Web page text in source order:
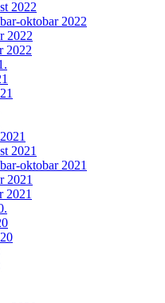
2022
oktobar 2022
2022
2022
2021
oktobar 2021
2021
2021